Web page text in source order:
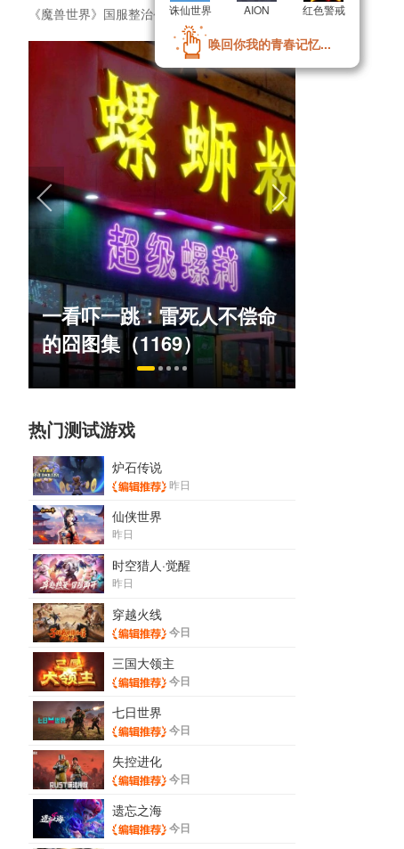
《魔兽世界》国服整治公告 《魔兽世界》TBC周年大更：双经典团本回归！
一看吓一跳：雷死人不偿命
的囧图集（1169）
热门测试游戏
炉石传说
昨日
仙侠世界
昨日
时空猎人·觉醒
昨日
穿越火线
今日
三国大领主
今日
七日世界
今日
失控进化
今日
遗忘之海
今日
诛仙世界 AION 红色警戒
唤回你我的青春记忆...
诛仙世界 AION 红色警戒
唤回你我的青春记忆...